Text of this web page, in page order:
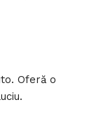
Oferă o